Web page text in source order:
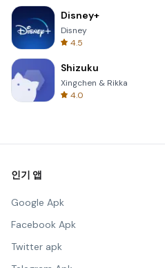
Disney+
Disney
4.5
Shizuku
Xingchen & Rikka
4.0
인기 앱
Google Apk
Facebook Apk
Twitter apk